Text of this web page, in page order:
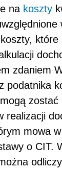
na koszty
które
zdaniem
podatnika
realizacji
mowa
o CIT.